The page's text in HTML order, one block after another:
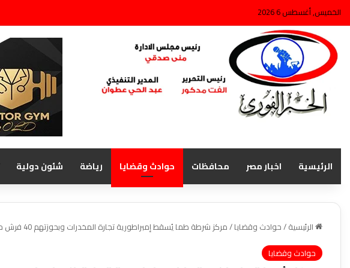
الخميس, أغسطس 6 2026
الرئيسية اخبار مصر محافظات حوادث وقضايا رياضة شئون دولية
الرئيسية/حوادث وقضايا/مركز شرطة طما يُسقط إمبراطورية تجارة المخدرات وبحوزتهم 40 فرش حشيش وكيلو ونصف مخدر الهيدرو
حوادث وقضايا